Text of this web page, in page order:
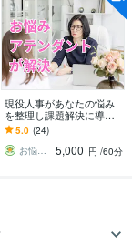
る力 複雑な悩みも整
心を解きほぐします
心感 安心して話せ
ンド 心理
学生
問わず）
会・応募者対応 従業
現役人事があなたの悩み
を整理し課題解決に導き
ます 課題の明確化＆なり
たい自分になる為のアド
バイスを致します
5.0 (24)
お悩みアテンダント橘美和（タチバナミワ）
5,000 円 /60分